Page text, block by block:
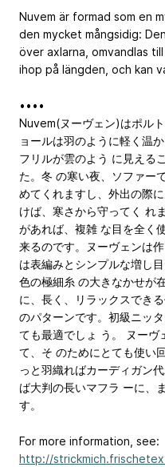
Nuvem är formad som en
den mycket mångsidig:
över axlarna, omvandlas
ihop på längden, och kan
••••
Nuvem(ヌーヴェン)はポル
ョールは羽のように軽く温
フリルが雲のよう に見える
た。冬 の寒い夜、ソファー
めてくれますし、外出の際
けば、寒さから守ってく れ
があれば、複雑 な目を全く
来るのです。ヌーヴェンは
は表編みとシンプルな増し
色の極細糸 の大きなかせが
に、長く、リラックスでき
のパターンです。初級ニッ
ても最適でしょ う。 ヌーヴ
て、そ のためにとても使い
っと羽織ればカーディガン
ば大判の長いマフラ ーに、
す。
For more information, see:
http://